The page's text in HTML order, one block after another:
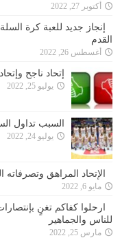
أكتوبر 27, 2022
إنجاز جديد للعبة كرة
القدم
أغسطس 26, 2022
إتحاد ناجح
يوليو 25, 2022
السبب تداول
يوليو 24, 2022
الإتحاد المراهق وتصرفاته
مايو 6, 2022
ارحلوا كفاكم تغنٍ
للناس والجماهير
مارس 25, 2022